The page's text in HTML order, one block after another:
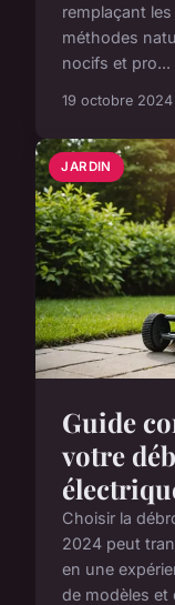
remplaçant
méthodes
nocifs et pro...
19 octobre 2024
JARDIN
Guide
votre
Choisir la
2024 peut
en une
de modèles et